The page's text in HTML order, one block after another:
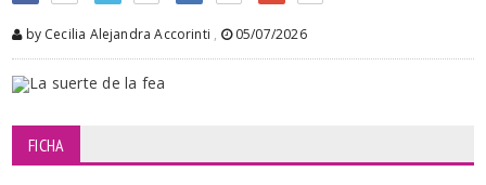
by Cecilia Alejandra Accorinti , 05/07/2026
FICHA